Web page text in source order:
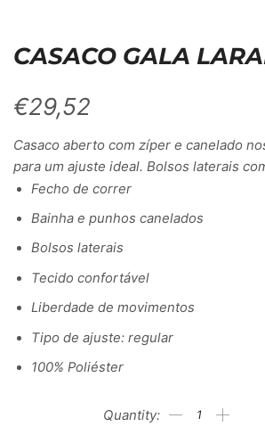
CASACO GALA
€29,52
Casaco aberto com zíper e canelado
para um ajuste ideal. Bolsos laterais
Fecho de correr
Bainha e punhos canelados
Bolsos laterais
Tecido confortável
Liberdade de movimentos
Tipo de ajuste: regular
100% Poliéster